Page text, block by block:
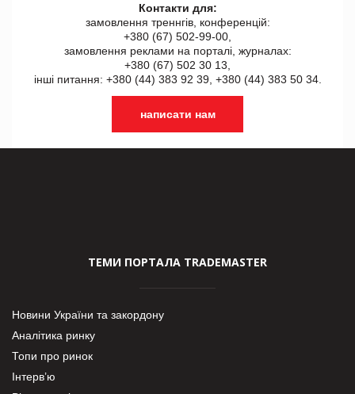
Контакти для:
замовлення треннгів, конференцій:
+380 (67) 502-99-00,
замовлення реклами на порталі, журналах:
+380 (67) 502 30 13,
інші питання: +380 (44) 383 92 39, +380 (44) 383 50 34.
написати нам
ТЕМИ ПОРТАЛА TRADEMASTER
Новини України та закордону
Аналітика ринку
Топи про ринок
Інтерв’ю